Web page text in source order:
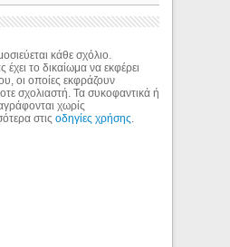
κάθε σχόλιο.
το δικαίωμα να εκφέρει
οι οποίες εκφράζουν
σχολιαστή. Τα συκοφαντικά ή
χωρίς
στιςοδηγίες χρήσης